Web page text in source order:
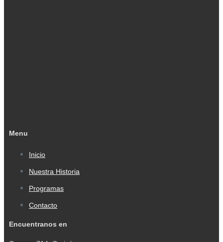
Menu
Inicio
Nuestra Historia
Programas
Contacto
Encuentranos en